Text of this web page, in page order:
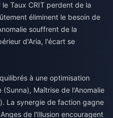
Taux CRIT perdent de la
éliminent le besoin de
souffrent de la
d'Aria, l'écart se
à une optimisation
Maîtrise de l'Anomalie
La synergie de faction gagne
de l'Illusion encouragent